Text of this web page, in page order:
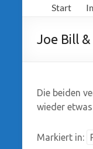
Start
Joe Bill
Die beiden
wieder
Markiert in: